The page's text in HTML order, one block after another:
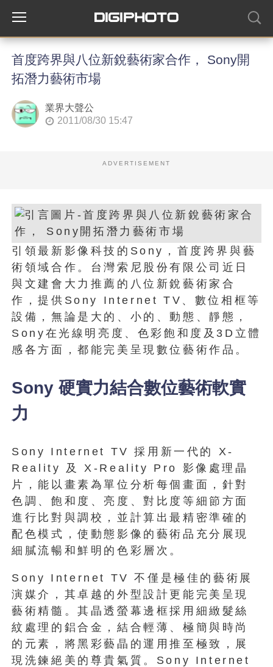
首度跨界與八位新銳藝術家合作， Sony開
拓潛力藝術市場
業界大聲公
2011/08/30 15:47
ADVERTISEMENT
引領最新影像科技的Sony，首度跨界與藝
術領域合作。台灣索尼股份有限公司近日
與文建會大力推薦的八位新銳藝術家合
作，提供Sony Internet TV、數位相框等
設備，無論是大的、小的、動態、靜態，
Sony在光線明亮度、色彩飽和度及3D立體
感各方面，都能完美呈現數位藝術作品。
Sony 硬實力結合數位藝術軟實
力
Sony Internet TV 採用新一代的 X-
Reality 及 X-Reality Pro 影像處理晶
片，能以畫素為單位分析每個畫面，針對
色調、飽和度、亮度、對比度等細節方面
進行比對與調校，並計算出最精密準確的
配色模式，使動態影像的藝術品充分展現
細膩流暢和鮮明的色彩層次。
Sony Internet TV 不僅是極佳的藝術展
演媒介，其卓越的外型設計更能完美呈現
藝術精髓。其晶透螢幕邊框採用細緻髮絲
紋處理的鋁合金，結合輕薄、極簡與時尚
的元素，將黑彩藝晶的運用推至極致，展
現洗鍊絕美的尊貴氣質。Sony Internet